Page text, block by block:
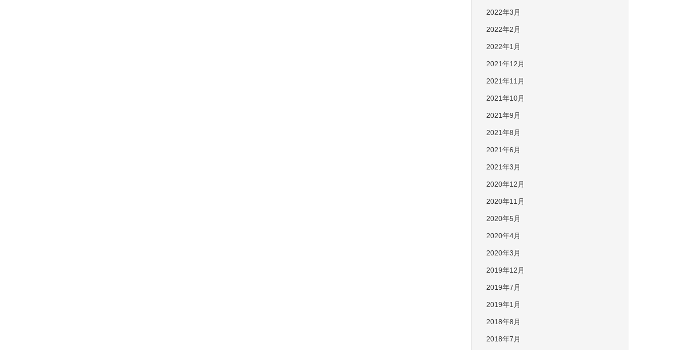
2022年3月
2022年2月
2022年1月
2021年12月
2021年11月
2021年10月
2021年9月
2021年8月
2021年6月
2021年3月
2020年12月
2020年11月
2020年5月
2020年4月
2020年3月
2019年12月
2019年7月
2019年1月
2018年8月
2018年7月